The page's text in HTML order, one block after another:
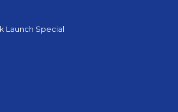
Launch Special